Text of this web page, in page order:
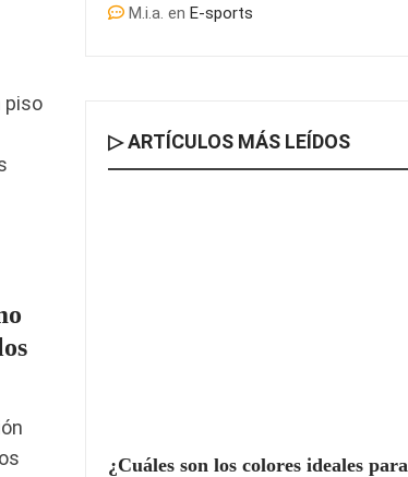
piso
M.i.a. en E-sports
▷ ARTÍCULOS MÁS LEÍDOS
¿Cuáles son los colores ideales para